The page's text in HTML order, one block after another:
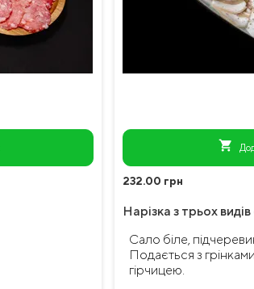
shopping_cart
232.00 грн
Нарізка з трьох
Сало біле,
Подається з
гірчицею.